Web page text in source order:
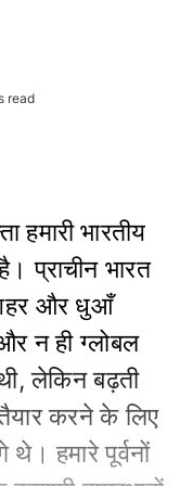
read
हमारी भारतीय
प्राचीन भारत
शहर और धुआँ
न ही ग्लोबल
लेकिन बढ़ती
करने के लिए
हमारे पूर्वनों